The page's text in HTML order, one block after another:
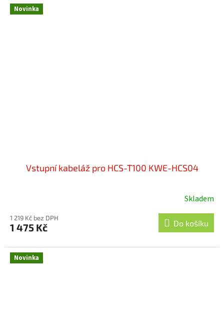
Novinka
Vstupní kabeláž pro HCS-T100 KWE-HCS04
Skladem
1 219 Kč bez DPH
1 475 Kč Do košíku
Novinka